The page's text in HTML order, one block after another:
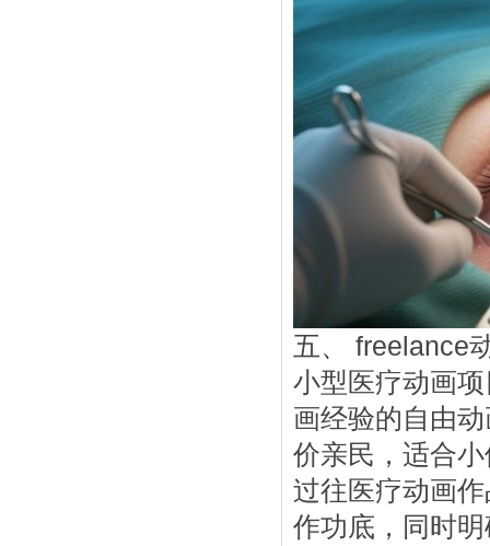
五、 freelance
小型医疗动画
画经验的自由
价亲民，适合
过往医疗动画
作功底，同时